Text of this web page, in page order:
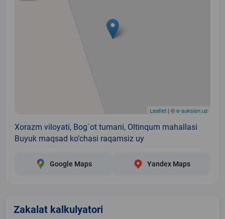
Leaflet | ©e-auksion.uz
Xorazm viloyati, Bog`ot tumani, Oltinqum mahallasi
Buyuk maqsad ko’chasi raqamsiz uy
Google Maps Yandex Maps
Zakalat kalkulyatori